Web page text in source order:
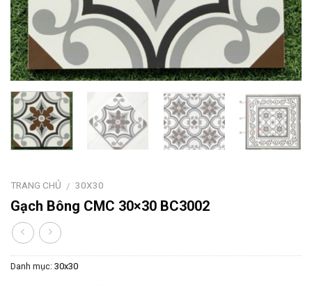
TRANG CHỦ / 30X30
Gạch Bông CMC 30×30 BC3002
Danh mục: 30x30